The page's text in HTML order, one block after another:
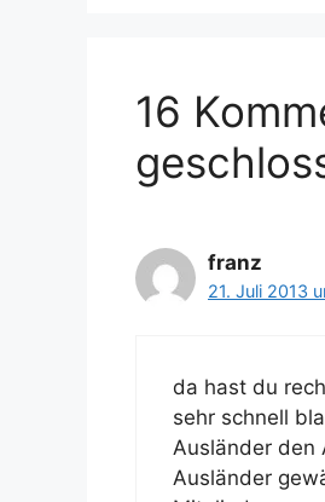
16
franz
21. Juli 2013
da hast du
sehr schnell
Ausländer den
Ausländer